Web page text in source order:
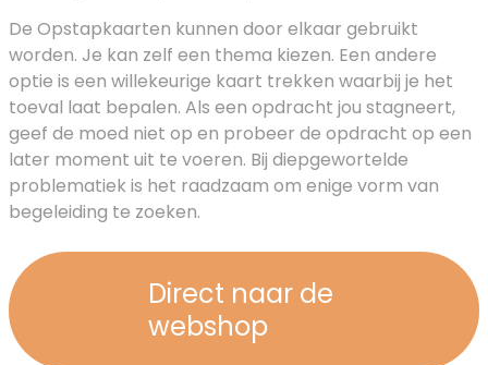
De Opstapkaarten kunnen door elkaar gebruikt
worden. Je kan zelf een thema kiezen. Een andere
optie is een willekeurige kaart trekken waarbij je het
toeval laat bepalen. Als een opdracht jou stagneert,
geef de moed niet op en probeer de opdracht op een
later moment uit te voeren. Bij diepgewortelde
problematiek is het raadzaam om enige vorm van
begeleiding te zoeken.
Direct naar de
webshop